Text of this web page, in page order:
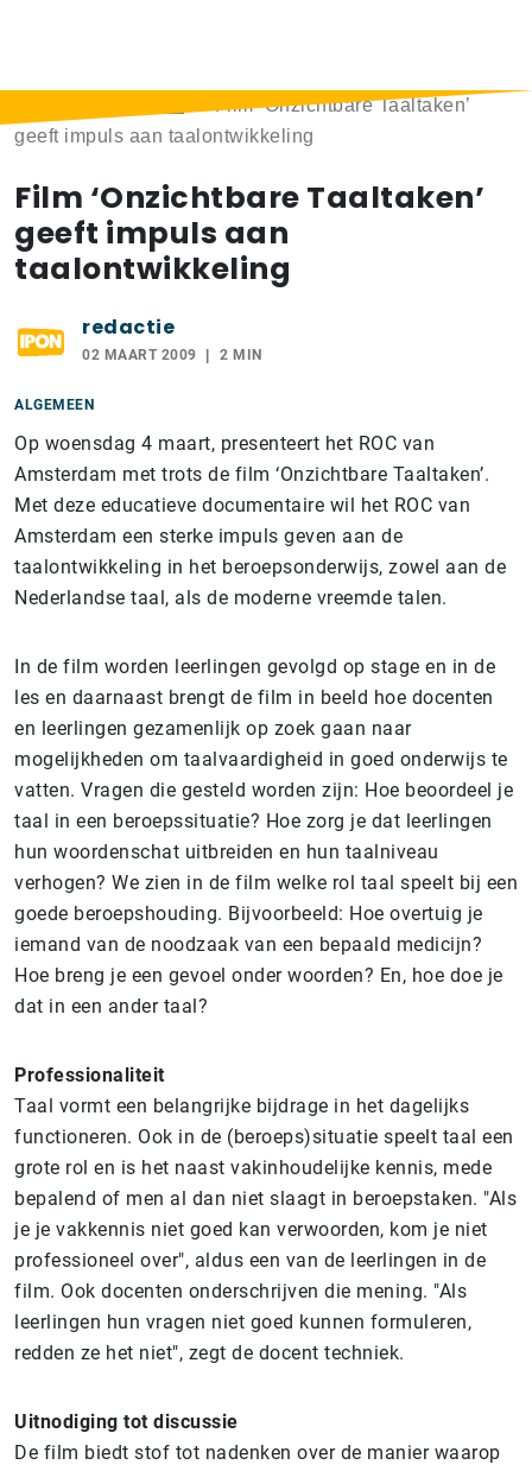
Film ‘Onzichtbare Taaltaken’
geeft impuls aan taalontwikkeling
Film ‘Onzichtbare Taaltaken’
geeft impuls aan
taalontwikkeling
redactie
02 MAART 2009 2 MIN
ALGEMEEN
Op woensdag 4 maart, presenteert het ROC van
Amsterdam met trots de film ‘Onzichtbare Taaltaken’.
Met deze educatieve documentaire wil het ROC van
Amsterdam een sterke impuls geven aan de
taalontwikkeling in het beroepsonderwijs, zowel aan de
Nederlandse taal, als de moderne vreemde talen.
In de film worden leerlingen gevolgd op stage en in de
les en daarnaast brengt de film in beeld hoe docenten
en leerlingen gezamenlijk op zoek gaan naar
mogelijkheden om taalvaardigheid in goed onderwijs te
vatten. Vragen die gesteld worden zijn: Hoe beoordeel je
taal in een beroepssituatie? Hoe zorg je dat leerlingen
hun woordenschat uitbreiden en hun taalniveau
verhogen? We zien in de film welke rol taal speelt bij een
goede beroepshouding. Bijvoorbeeld: Hoe overtuig je
iemand van de noodzaak van een bepaald medicijn?
Hoe breng je een gevoel onder woorden? En, hoe doe je
dat in een ander taal?
Professionaliteit
Taal vormt een belangrijke bijdrage in het dagelijks
functioneren. Ook in de (beroeps)situatie speelt taal een
grote rol en is het naast vakinhoudelijke kennis, mede
bepalend of men al dan niet slaagt in beroepstaken. "Als
je je vakkennis niet goed kan verwoorden, kom je niet
professioneel over", aldus een van de leerlingen in de
film. Ook docenten onderschrijven die mening. "Als
leerlingen hun vragen niet goed kunnen formuleren,
redden ze het niet", zegt de docent techniek.
Uitnodiging tot discussie
De film biedt stof tot nadenken over de manier waarop